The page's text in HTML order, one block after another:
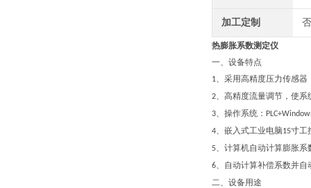
加工定制 否
热膨胀系数测定仪
一、设备特点
1、采用高精度压力传感器
2、高精度流量调节，使系
3、 操作系统： PLC
4、 嵌入式工业电脑15寸工
5、计算机自动计算膨胀
6、自动计算补偿系数并
二、设备用途